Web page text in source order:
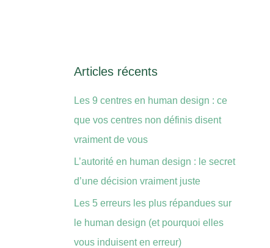
h
e
r
:
Articles récents
Les 9 centres en human design : ce
que vos centres non définis disent
vraiment de vous
L’autorité en human design : le secret
d’une décision vraiment juste
Les 5 erreurs les plus répandues sur
le human design (et pourquoi elles
vous induisent en erreur)